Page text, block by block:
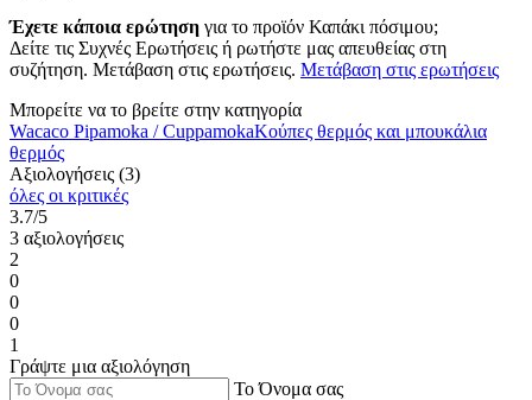
Έχετε κάποια ερώτηση για το προϊόν Καπάκι πόσιμου;
Δείτε τις Συχνές Ερωτήσεις ή ρωτήστε μας απευθείας στη
συζήτηση. Μετάβαση στις ερωτήσεις. Μετάβαση στις ερωτήσεις
Μπορείτε να το βρείτε στην κατηγορία
Wacaco Pipamoka / CuppamokaΚούπες θερμός και μπουκάλια
θερμός
Αξιολογήσεις (3)
όλες οι κριτικές
3.7/5
3 αξιολογήσεις
2
0
0
0
1
Γράψτε μια αξιολόγηση
Το Όνομα σας